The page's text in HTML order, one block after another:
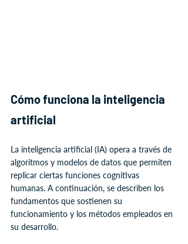
Cómo funciona la inteligencia
artificial
La inteligencia artificial (IA) opera a través de
algoritmos y modelos de datos que permiten
replicar ciertas funciones cognitivas
humanas. A continuación, se describen los
fundamentos que sostienen su
funcionamiento y los métodos empleados en
su desarrollo.